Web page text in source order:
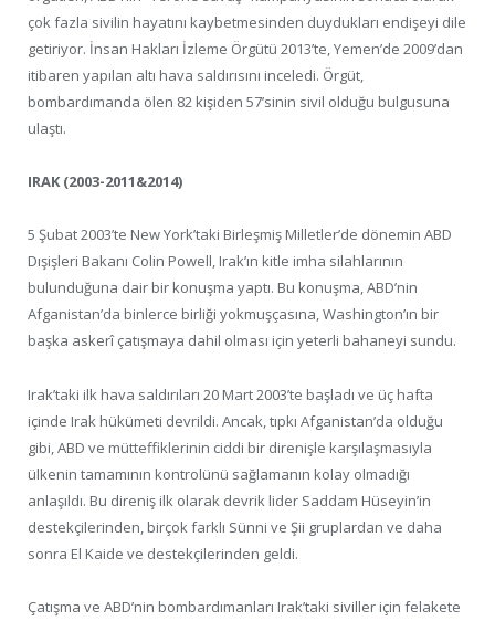
çok fazla sivilin hayatını kaybetmesinden duydukları endişeyi dile
getiriyor. İnsan Hakları İzleme Örgütü 2013’te, Yemen’de 2009’dan
itibaren yapılan altı hava saldırısını inceledi. Örgüt,
bombardımanda ölen 82 kişiden 57’sinin sivil olduğu bulgusuna
ulaştı.
IRAK (2003-2011&2014)
5 Şubat 2003’te New York’taki Birleşmiş Milletler’de dönemin ABD
Dışişleri Bakanı Colin Powell, Irak’ın kitle imha silahlarının
bulunduğuna dair bir konuşma yaptı. Bu konuşma, ABD’nin
Afganistan’da binlerce birliği yokmuşçasına, Washington’ın bir
başka askerî çatışmaya dahil olması için yeterli bahaneyi sundu.
Irak’taki ilk hava saldırıları 20 Mart 2003’te başladı ve üç hafta
içinde Irak hükümeti devrildi. Ancak, tıpkı Afganistan’da olduğu
gibi, ABD ve mütteffiklerinin ciddi bir direnişle karşılaşmasıyla
ülkenin tamamının kontrolünü sağlamanın kolay olmadığı
anlaşıldı. Bu direniş ilk olarak devrik lider Saddam Hüseyin’in
destekçilerinden, birçok farklı Sünni ve Şii gruplardan ve daha
sonra El Kaide ve destekçilerinden geldi.
Çatışma ve ABD’nin bombardımanları Irak’taki siviller için felakete